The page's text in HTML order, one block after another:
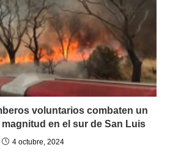
voluntarios combaten un
en el sur de San Luis
4 octubre, 2024